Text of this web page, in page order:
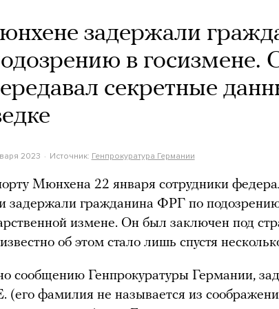
задержали
в госизмене.
секретные
2023 Источник: Генпрокуратура Германии
Мюнхена 22 января сотрудники
задержали гражданина ФРГ по подозрению
измене. Он был заключен под
об этом стало лишь спустя
сообщению Генпрокуратуры Германии,
(его фамилия не называется из